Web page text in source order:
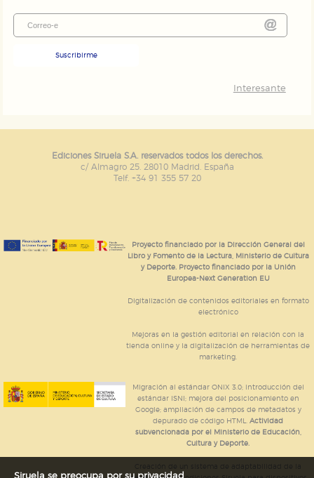
Suscribirme
Interesante
Ediciones Siruela S.A. reservados todos los derechos.
c/ Almagro 25. 28010 Madrid. España
Telf. +34 91 355 57 20
Proyecto financiado por la Dirección General del
Libro y Fomento de la Lectura, Ministerio de Cultura
y Deporte. Proyecto financiado por la Unión
Europea-Next Generation EU
Digitalización de contenidos editoriales en formato
electrónico
Mejoras en la gestión editorial en relación con la
tienda online y la digitalización de herramientas de
marketing.
Migración al estándar ONIX 3.0; introducción del
estándar ISNI; mejora del posicionamiento en
Google; ampliación de campos de metadatos y
depurado de código HTML.Actividad
subvencionada por el Ministerio de Educación,
Cultura y Deporte.
Siruela se preocupa por su privacidad